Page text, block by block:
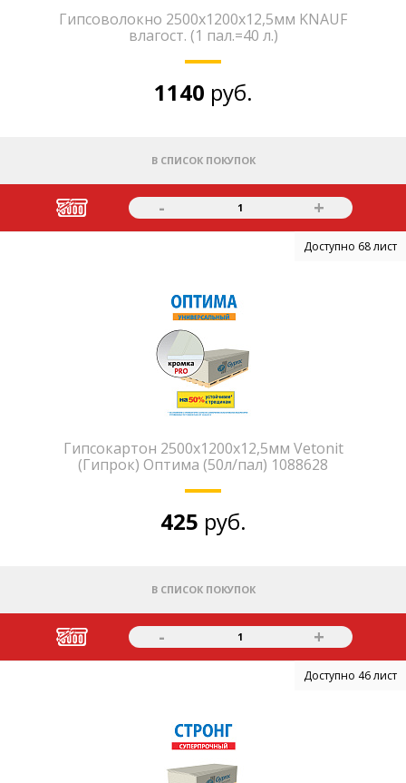
Гипсоволокно 2500х1200х12,5мм KNAUF
влагост. (1 пал.=40 л.)
1140 руб.
В СПИСОК ПОКУПОК
- 1 +
Доступно 68 лист
Гипсокартон 2500х1200х12,5мм Vetonit
(Гипрок) Оптима (50л/пал) 1088628
425 руб.
В СПИСОК ПОКУПОК
- 1 +
Доступно 46 лист